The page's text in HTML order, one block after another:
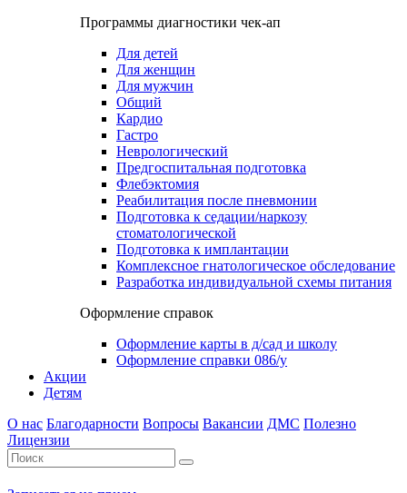
Программы диагностики чек-ап
Для детей
Для женщин
Для мужчин
Общий
Кардио
Гастро
Неврологический
Предгоспитальная подготовка
Флебэктомия
Реабилитация после пневмонии
Подготовка к седации/наркозу
стоматологической
Подготовка к имплантации
Комплексное гнатологическое обследование
Разработка индивидуальной схемы питания
Оформление справок
Оформление карты в д/сад и школу
Оформление справки 086/у
Акции
Детям
О нас Благодарности Вопросы Вакансии ДМС Полезно
Лицензии